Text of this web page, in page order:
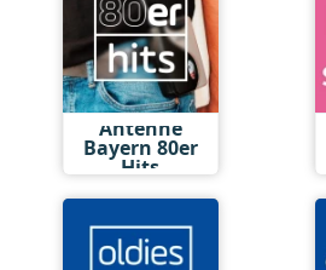
Antenne
Bayern 80er
Hits